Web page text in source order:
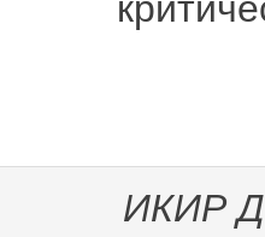
ИКИР